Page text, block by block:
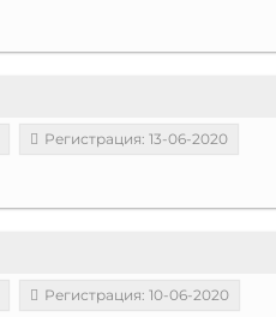
Регистрация: 13-06-2020
Регистрация: 10-06-2020